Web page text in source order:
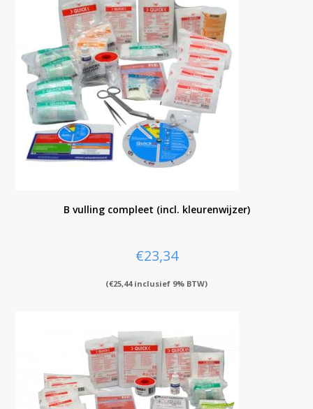
B vulling compleet (incl. kleurenwijzer)
€23,34
(€25,44inclusief 9% BTW)